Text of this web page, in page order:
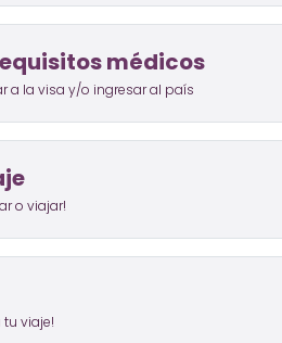
médicos
a la visa y/o ingresar al país
o viajar!
viaje!